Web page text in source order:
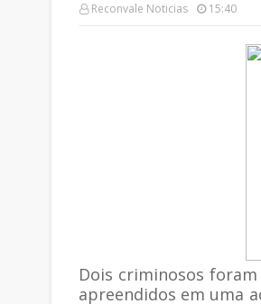
Reconvale Noticias 15:40
Dois criminosos
apreendidos em uma